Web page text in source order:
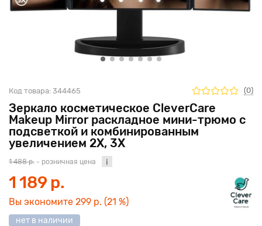
Зеркало косметическое CleverCare
Makeup Mirror раскладное мини-трюмо с
подсветкой и комбинированным
увеличением 2Х, 3X
Код товара: 344465 (0)
1 488 р. - розничная цена
1 189 р.
Вы экономите 299 р. (21 %)
нет в наличии